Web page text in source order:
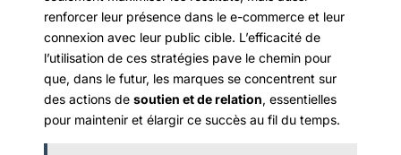
renforcer leur présence dans le e-commerce et leur
connexion avec leur public cible. L’efficacité de
l’utilisation de ces stratégies pave le chemin pour
que, dans le futur, les marques se concentrent sur
des actions de soutien et de relation, essentielles
pour maintenir et élargir ce succès au fil du temps.